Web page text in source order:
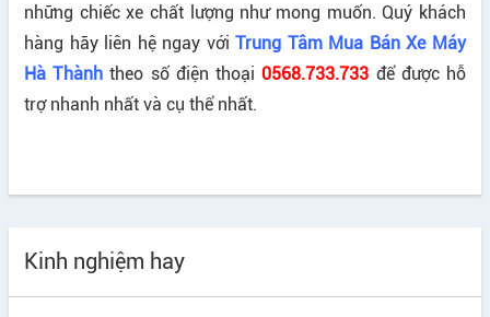
những chiếc xe chất lượng như mong muốn. Quý khách
hàng hãy liên hệ ngay vớiTrung Tâm Mua Bán Xe Máy
Hà Thành theo số điện thoại0568.733.733 để được hỗ
trợ nhanh nhất và cụ thể nhất.
Kinh nghiệm hay